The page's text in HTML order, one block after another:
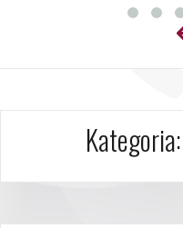
Kategoria: